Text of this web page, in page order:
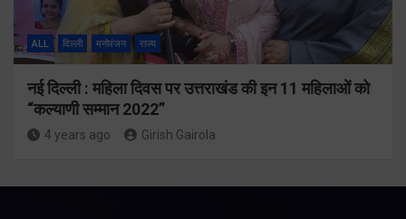
ALL दिल्ली मनोरंजन राज्य
नई दिल्ली : महिला दिवस पर उत्तराखंड की इन 11 महिलाओं को
“कल्याणी सम्मान 2022”
4 years ago Girish Gairola